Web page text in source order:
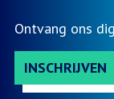
Ontvang ons
INSCHRIJVEN